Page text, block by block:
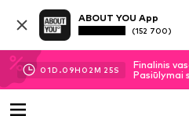
ABOUT YOU App
(152 700)
01D.09H 02M 24S
Finalinis
Pasiūlymai